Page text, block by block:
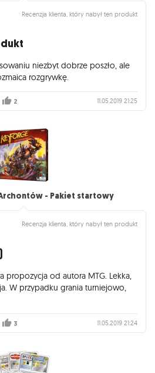
Recenzja klienta, który nabył ten produkt
niezbyt dobrze poszło, ale
rozgrywkę.
2 11.05.2019 21:25
- Pakiet startowy
Recenzja klienta, który nabył ten produkt
propozycja od autora MTG. Lekka,
W przypadku grania turniejowo,
3 11.05.2019 21:24